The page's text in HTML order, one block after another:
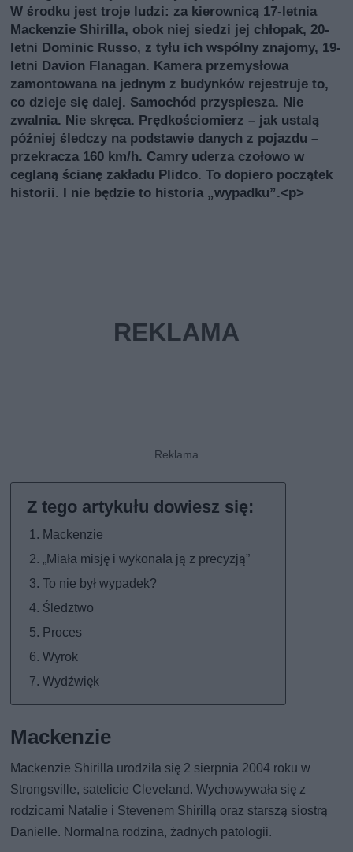
W środku jest troje ludzi: za kierownicą 17-letnia
Mackenzie Shirilla, obok niej siedzi jej chłopak, 20-
letni Dominic Russo, z tyłu ich wspólny znajomy, 19-
letni Davion Flanagan. Kamera przemysłowa
zamontowana na jednym z budynków rejestruje to,
co dzieje się dalej. Samochód przyspiesza. Nie
zwalnia. Nie skręca. Prędkościomierz – jak ustalą
później śledczy na podstawie danych z pojazdu –
przekracza 160 km/h. Camry uderza czołowo w
ceglaną ścianę zakładu Plidco. To dopiero początek
historii. I nie będzie to historia „wypadku”.<p>
Mackenzie
„Miała misję i wykonała ją z precyzją”
To nie był wypadek?
Śledztwo
Proces
Wyrok
Wydźwięk
Mackenzie
Mackenzie Shirilla urodziła się 2 sierpnia 2004 roku w
Strongsville, satelicie Cleveland. Wychowywała się z
rodzicami Natalie i Stevenem Shirillą oraz starszą siostrą
Danielle. Normalna rodzina, żadnych patologii.